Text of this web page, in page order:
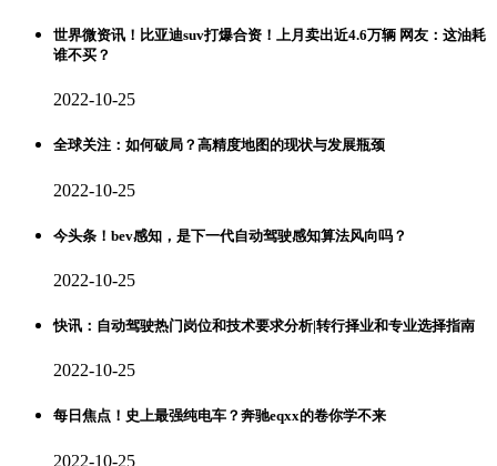
世界微资讯！比亚迪suv打爆合资！上月卖出近4.6万辆 网友：这油耗
谁不买？
2022-10-25
全球关注：如何破局？高精度地图的现状与发展瓶颈
2022-10-25
今头条！bev感知，是下一代自动驾驶感知算法风向吗？
2022-10-25
快讯：自动驾驶热门岗位和技术要求分析|转行择业和专业选择指南
2022-10-25
每日焦点！史上最强纯电车？奔驰eqxx的卷你学不来
2022-10-25